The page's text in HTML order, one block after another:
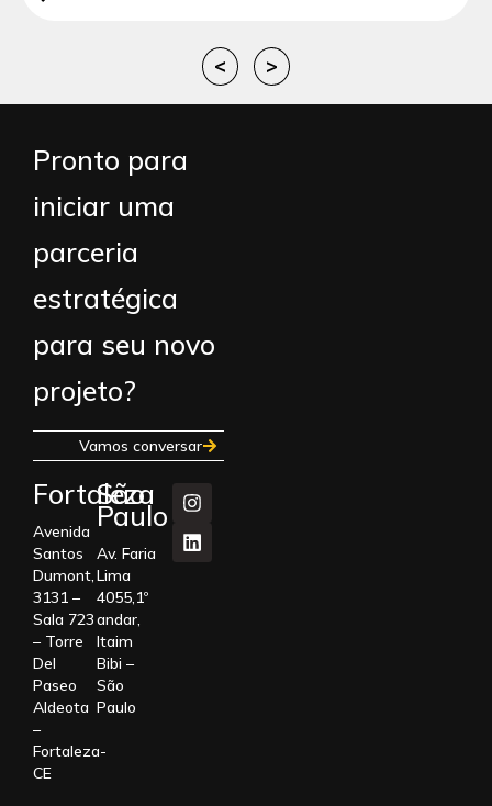
< >
Pronto para
iniciar uma
parceria
estratégica
para seu novo
projeto?
Vamos conversar
Fortaleza
Avenida
Santos
Dumont,
3131 –
Sala 723
– Torre
Del
Paseo
Aldeota
–
Fortaleza-
CE
São
Paulo
Av. Faria
Lima
4055,1º
andar,
Itaim
Bibi –
São
Paulo